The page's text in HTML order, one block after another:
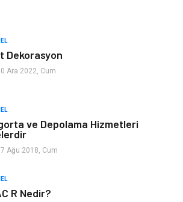
Organizasyon
Hobi
Dekorasyon
Ara 2022, Cum
ve Depolama Hizmetleri
Ağu 2018, Cum
R Nedir?